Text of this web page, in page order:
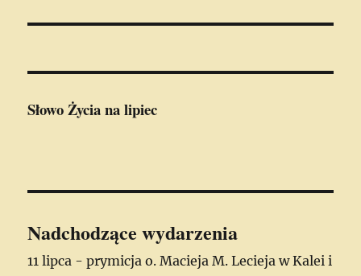
Słowo Życiana lipiec
Nadchodzące wydarzenia
11 lipca - prymicja o. Macieja M. Lecieja w Kalei i